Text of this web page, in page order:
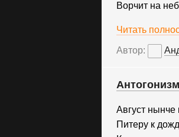
Ворчит на
Читать
Автор:
Август
Питеру к